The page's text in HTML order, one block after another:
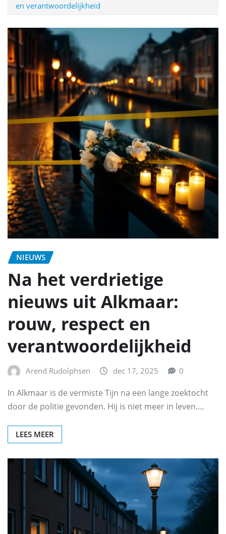
en verantwoordelijkheid
NIEUWS
Na het verdrietige
nieuws uit Alkmaar:
rouw, respect en
verantwoordelijkheid
Arend Rudolphsen dec 17, 2025 0
In Alkmaar is de vermiste Tijn na een lange zoektocht
door de politie gevonden. Hij is niet meer in leven.…
LEES MEER